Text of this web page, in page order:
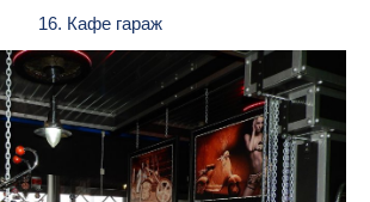
16. Кафе гараж